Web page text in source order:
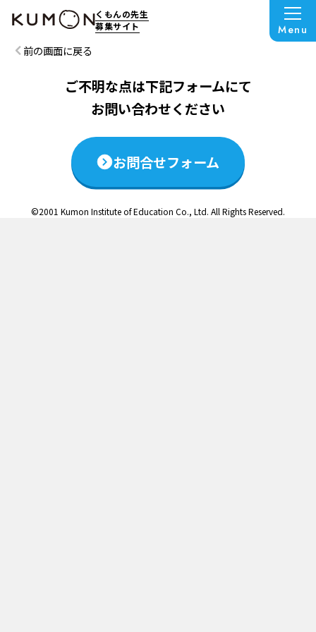
くもんの先生
募集サイト
Menu
この説明会は終了いたしました
前の画面に戻る
ご不明な点は下記フォームにて
お問い合わせください
お問合せフォーム
©2001 Kumon Institute of Education Co., Ltd. All Rights Reserved.